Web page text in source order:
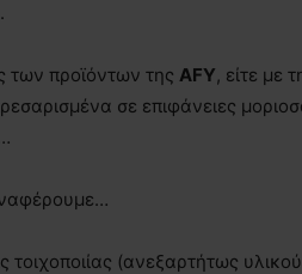
των προϊόντων της AFY, είτε με
σε επιφάνειες
τοιχοποιίας (ανεξαρτήτως